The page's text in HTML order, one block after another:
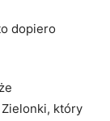
dopiero
który